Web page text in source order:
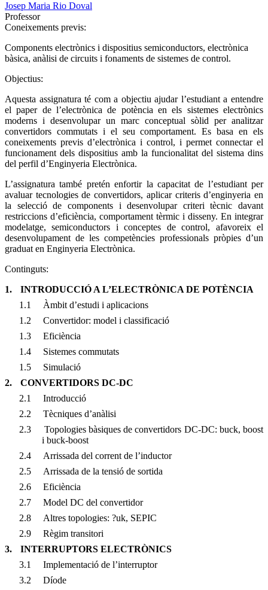
Josep Maria Rio Doval
Professor
Coneixements previs:
Components electrònics i dispositius semiconductors, electrònica
bàsica, anàlisi de circuits i fonaments de sistemes de control.
Objectius:
Aquesta assignatura té com a objectiu ajudar l’estudiant a entendre
el paper de l’electrònica de potència en els sistemes electrònics
moderns i desenvolupar un marc conceptual sòlid per analitzar
convertidors commutats i el seu comportament. Es basa en els
coneixements previs d’electrònica i control, i permet connectar el
funcionament dels dispositius amb la funcionalitat del sistema dins
del perfil d’Enginyeria Electrònica.
L’assignatura també pretén enfortir la capacitat de l’estudiant per
avaluar tecnologies de convertidors, aplicar criteris d’enginyeria en
la selecció de components i desenvolupar criteri tècnic davant
restriccions d’eficiència, comportament tèrmic i disseny. En integrar
modelatge, semiconductors i conceptes de control, afavoreix el
desenvolupament de les competències professionals pròpies d’un
graduat en Enginyeria Electrònica.
Continguts:
1.
INTRODUCCIÓ A L’ELECTRÒNICA DE POTÈNCIA
1.1
Àmbit d’estudi i aplicacions
1.2
Convertidor: model i classificació
1.3
Eficiència
1.4
Sistemes commutats
1.5
Simulació
2.
CONVERTIDORS DC-DC
2.1
Introducció
2.2
Tècniques d’anàlisi
2.3
Topologies bàsiques de convertidors DC-DC: buck, boost
i buck-boost
2.4
Arrissada del corrent de l’inductor
2.5
Arrissada de la tensió de sortida
2.6
Eficiència
2.7
Model DC del convertidor
2.8
Altres topologies: ?uk, SEPIC
2.9
Règim transitori
3.
INTERRUPTORS ELECTRÒNICS
3.1
Implementació de l’interruptor
3.2
Díode